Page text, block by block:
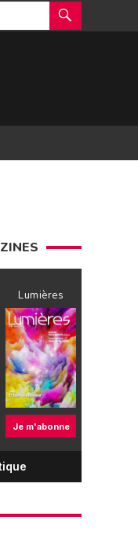
Lumières
Je m'abonne